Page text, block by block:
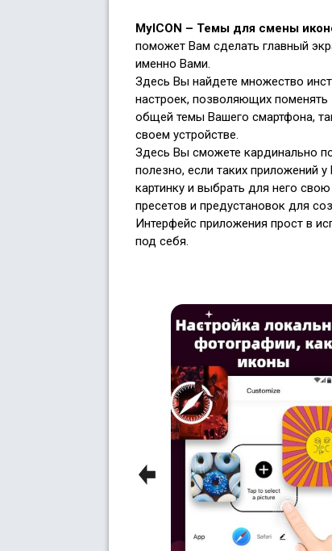
MyICON – Темы для смены
поможет Вам сделать главный
именно Вами.
Здесь Вы найдете множество
настроек, позволяющих поменять
общей темы Вашего смартфона,
своем устройстве.
Здесь Вы сможете кардинально
полезно, если таких приложений
картинку и выбрать для него
пресетов и предустановок для
Интерфейс приложения прост в
под себя.
Previous